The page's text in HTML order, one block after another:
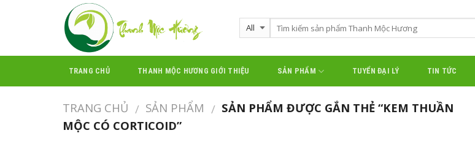
TRANG CHỦ THANH MỘC HƯƠNG GIỚI THIỆU SẢN PHẨM TUYỂN ĐẠI LÝ TIN TỨC
TRANG CHỦ / SẢN PHẨM / SẢN PHẨM ĐƯỢC GẮN THẺ “KEM THUẦN
MỘC CÓ CORTICOID”